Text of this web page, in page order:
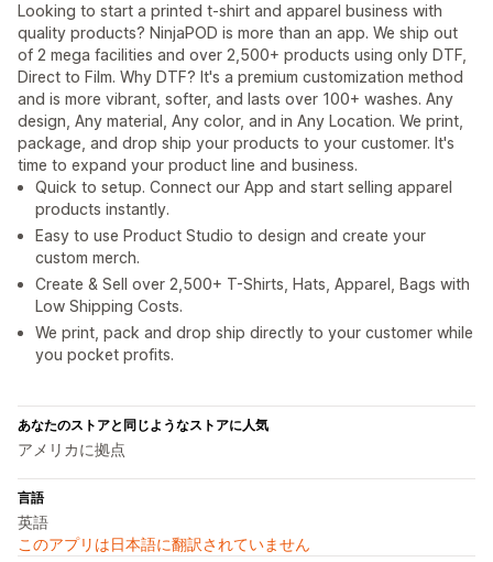
Looking to start a printed t-shirt and apparel business with
quality products? NinjaPOD is more than an app. We ship out
of 2 mega facilities and over 2,500+ products using only DTF,
Direct to Film. Why DTF? It's a premium customization method
and is more vibrant, softer, and lasts over 100+ washes. Any
design, Any material, Any color, and in Any Location. We print,
package, and drop ship your products to your customer. It's
time to expand your product line and business.
Quick to setup. Connect our App and start selling apparel
products instantly.
Easy to use Product Studio to design and create your
custom merch.
Create & Sell over 2,500+ T-Shirts, Hats, Apparel, Bags with
Low Shipping Costs.
We print, pack and drop ship directly to your customer while
you pocket profits.
あなたのストアと同じようなストアに人気
アメリカに拠点
言語
英語
このアプリは日本語に翻訳されていません